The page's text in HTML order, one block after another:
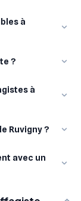
à
?
à
Ruvigny ?
avec un